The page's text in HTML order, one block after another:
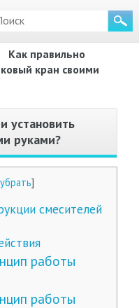
Как правильно
кран своими
установить
руками?
убрать]
смесителей
работы
работы